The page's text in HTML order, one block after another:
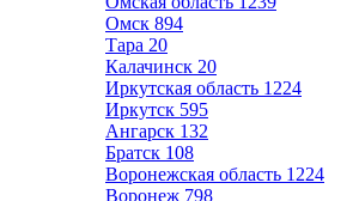
Омск 894
Тара 20
Калачинск 20
Иркутская область 1224
Иркутск 595
Ангарск 132
Братск 108
Воронежская область 1224
Воронеж 798